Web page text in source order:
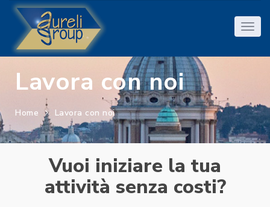
Lavora con noi
Home Lavora con noi
Vuoi iniziare la tua
attività senza costi?